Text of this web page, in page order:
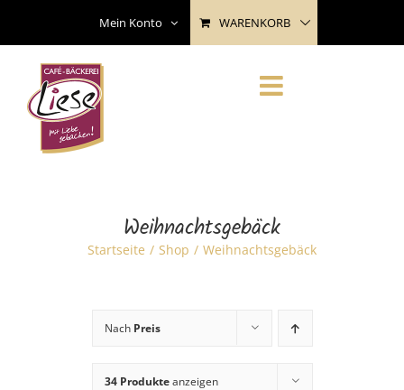
content
Mein Konto WARENKORB
Weihnachtsgebäck
Startseite Shop Weihnachtsgebäck
Nach Preis
34 Produkteanzeigen